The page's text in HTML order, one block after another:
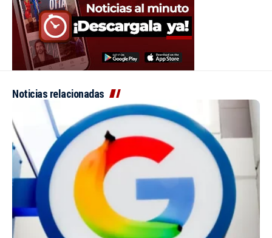
Noticias relacionadas